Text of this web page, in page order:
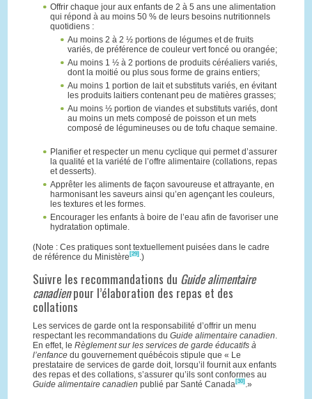
Offrir chaque jour aux enfants de 2 à 5 ans une alimentation
qui répond à au moins 50 % de leurs besoins nutritionnels
quotidiens :
Au moins 2 à 2 ½ portions de légumes et de fruits
variés, de préférence de couleur vert foncé ou orangée;
Au moins 1 ½ à 2 portions de produits céréaliers variés,
dont la moitié ou plus sous forme de grains entiers;
Au moins 1 portion de lait et substituts variés, en évitant
les produits laitiers contenant peu de matières grasses;
Au moins ½ portion de viandes et substituts variés, dont
au moins un mets composé de poisson et un mets
composé de légumineuses ou de tofu chaque semaine.
Planifier et respecter un menu cyclique qui permet d’assurer
la qualité et la variété de l’offre alimentaire (collations, repas
et desserts).
Apprêter les aliments de façon savoureuse et attrayante, en
harmonisant les saveurs ainsi qu’en agençant les couleurs,
les textures et les formes.
Encourager les enfants à boire de l’eau afin de favoriser une
hydratation optimale.
(Note : Ces pratiques sont textuellement puisées dans le cadre
de référence du Ministère [29] .)
Suivre les recommandations du Guide alimentaire
canadienpour l’élaboration des repas et des
collations
Les services de garde ont la responsabilité d’offrir un menu
respectant les recommandations du Guide alimentaire canadien.
En effet, le Règlement sur les services de garde éducatifs à
l’enfancedu gouvernement québécois stipule que « Le
prestataire de services de garde doit, lorsqu’il fournit aux enfants
des repas et des collations, s’assurer qu’ils sont conformes au
Guide alimentaire canadien publié par Santé Canada[30] .»